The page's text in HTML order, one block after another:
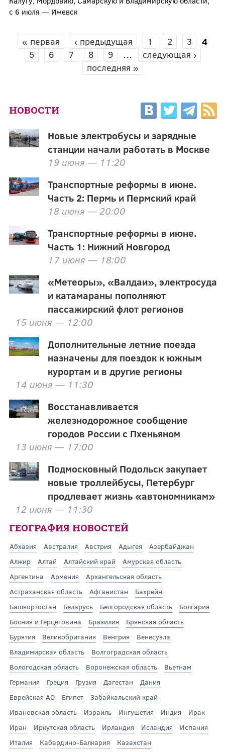
с 6 июля — Ижевск
СТРАНИЦЫ
« первая ‹ предыдущая 1 2 3
4
5
6 7 8 9 …
следующая ›
последняя »
НОВОСТИ
Новые электробусы и зарядные
станции начали работать в Москве
19 июня — 11:20
Транспортные реформы в июне.
Часть 2: Пермь и Пермский край
18 июня — 20:00
Транспортные реформы в июне.
Часть 1: Нижний Новгород
17 июня — 18:00
«Метеоры», «Валдаи», электросуда
и катамараны пополняют
пассажирский флот регионов
15 июня — 12:00
Дополнительные летние поезда
назначены для поездок к южным
курортам и в другие регионы
14 июня — 11:30
Восстанавливается
железнодорожное сообщение
городов России с Пхеньяном
13 июня — 17:00
Подмосковный Подольск закупает
новые троллейбусы, Петербург
продлевает жизнь «автономникам»
12 июня — 11:30
ГЕОГРАФИЯ НОВОСТЕЙ
Абхазия Австралия Австрия Адыгея
Азербайджан
Алжир
Алтай Алтайский край
Амурская область
Аргентина
Армения
Архангельская область
Астраханская область
Афганистан
Бахрейн
Башкортостан
Беларусь Белгородская область
Болгария
Босния и Герцеговина
Бразилия
Брянская область
Бурятия
Великобритания Венгрия
Венесуэла
Владимирская область
Волгоградская область
Вологодская область
Воронежская область
Вьетнам
Германия
Греция Грузия Дагестан
Дания
Еврейская АО
Египет
Забайкальский край
Ивановская область
Израиль Ингушетия Индия
Ирак
Иран
Иркутская область Ирландия Исландия
Испания
Италия
Кабардино-Балкария
Казахстан